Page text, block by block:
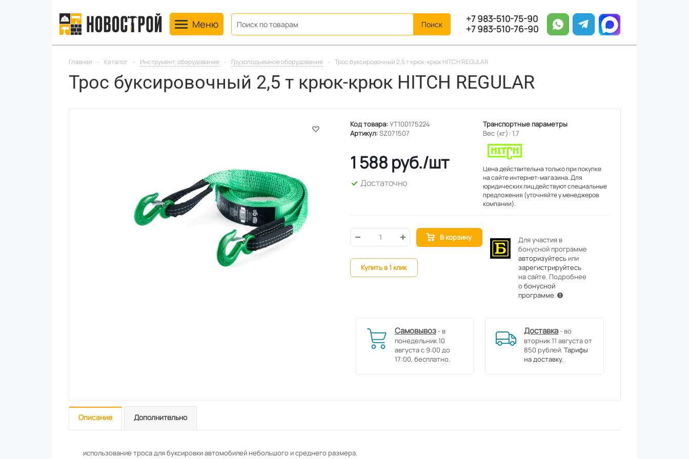
Toggle navigation
Меню
+7 983-510-75-90
+7 983-510-76-90
Главная - Каталог - Инструмент, оборудование - Грузоподъемное оборудование - Трос буксировочный 2,5 т крюк-крюк HITCH REGULAR
Трос буксировочный 2,5 т крюк-крюк HITCH REGULAR
Код товара: УТ100175224
Артикул: SZ071507
1 588 руб./шт
Достаточно
Транспортные параметры
Вес (кг): 1.7
Цена действительна только при покупке
на сайте интернет-магазина. Для
юридических лиц действуют специальные
предложения (уточняйте у менеджеров
компании).
В корзину
Купить в 1 клик
Для участия в
бонусной программе
авторизуйтесьили
зарегистрируйтесь
на сайте. Подробнее
обонусной
программе.
Самовывоз- в
понедельник 10
августа с 9:00 до
17:00, бесплатно.
Доставка - во
вторник 11 августа от
850 рублей.Тарифы
на доставку.
Описание Дополнительно
использование троса для буксировки автомобилей небольшого и среднего размера.